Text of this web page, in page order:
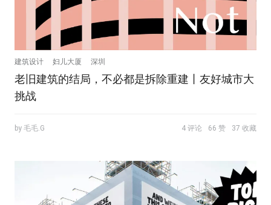
建筑设计 妇儿大厦 深圳
老旧建筑的结局，不必都是拆除重建丨友好城市大
挑战
by 毛毛.G 4 评论 66 赞 37 收藏